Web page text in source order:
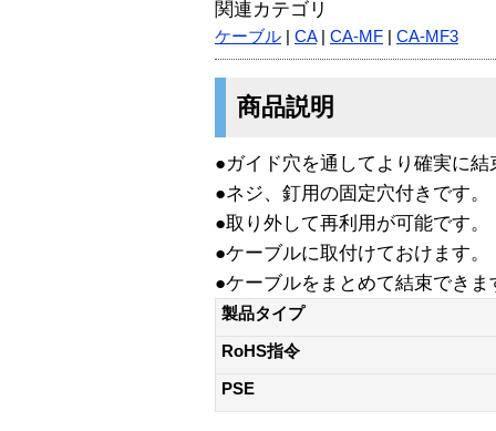
関連カテゴリ
ケーブル CA| CA-MF CA-MF3
商品説明
●ガイド穴を通してより確実に結
●ネジ、釘用の固定穴付きです。
●取り外して再利用が可能です。
●ケーブルに取付けておけます。
●ケーブルをまとめて結束できま
製品タイプ
RoHS指令
PSE